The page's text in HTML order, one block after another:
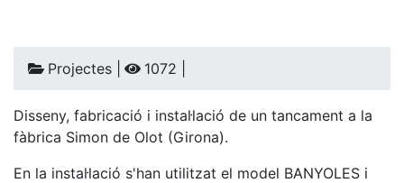
Projectes | 1072 |
Disseny, fabricació i instal·lació de un tancament a la
fàbrica Simon de Olot (Girona).
En la instal·lació s'han utilitzat el model BANYOLES i